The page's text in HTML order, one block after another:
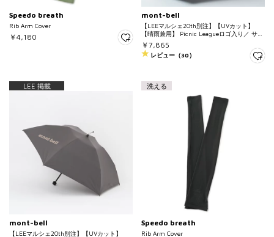
Speedo breath
Rib Arm Cover
￥4,180
mont-bell
【LEEマルシェ20th別注】【UVカット】
【晴雨兼用】 Picnic Leagueロゴ入り／ サン
ブロックアンブレラ55
￥7,865
レビュー（30）
LEE 掲載
mont-bell
【LEEマルシェ20th別注】【UVカット】
洗える
Speedo breath
Rib Arm Cover